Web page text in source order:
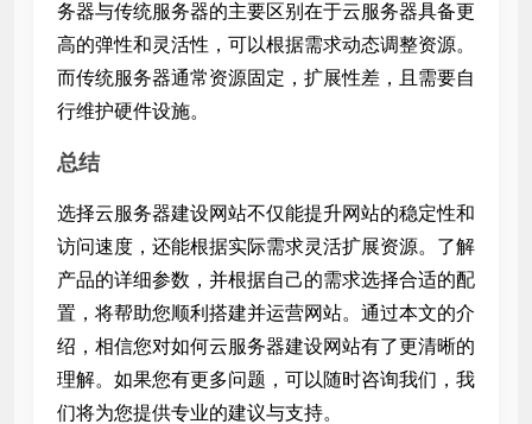
务器与传统服务器的主要区别在于云服务器具备更
高的弹性和灵活性，可以根据需求动态调整资源。
而传统服务器通常资源固定，扩展性差，且需要自
行维护硬件设施。
总结
选择云服务器建设网站不仅能提升网站的稳定性和
访问速度，还能根据实际需求灵活扩展资源。了解
产品的详细参数，并根据自己的需求选择合适的配
置，将帮助您顺利搭建并运营网站。通过本文的介
绍，相信您对如何云服务器建设网站有了更清晰的
理解。如果您有更多问题，可以随时咨询我们，我
们将为您提供专业的建议与支持。